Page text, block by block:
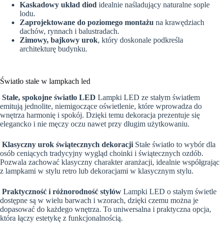
Kaskadowy układ diod idealnie naśladujący naturalne sople
lodu.
Zaprojektowane do poziomego montażu na krawędziach
dachów, rynnach i balustradach.
Zimowy, bajkowy urok, który doskonale podkreśla
architekturę budynku.
Światło stałe w lampkach led
Stałe, spokojne światło LED Lampki LED ze stałym światłem
emitują jednolite, niemigoczące oświetlenie, które wprowadza do
wnętrza harmonię i spokój. Dzięki temu dekoracja prezentuje się
elegancko i nie męczy oczu nawet przy długim użytkowaniu.
Klasyczny urok świątecznych dekoracji Stałe światło to wybór dla
osób ceniących tradycyjny wygląd choinki i świątecznych ozdób.
Pozwala zachować klasyczny charakter aranżacji, idealnie współgrając
z lampkami w stylu retro lub dekoracjami w klasycznym stylu.
Praktyczność i różnorodność stylów Lampki LED o stałym świetle
dostępne są w wielu barwach i wzorach, dzięki czemu można je
dopasować do każdego wnętrza. To uniwersalna i praktyczna opcja,
która łączy estetykę z funkcjonalnością.